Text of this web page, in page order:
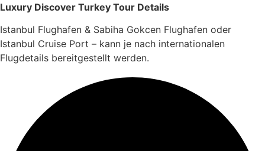
Luxury Discover Turkey Tour Details
Istanbul Flughafen & Sabiha Gokcen Flughafen oder
Istanbul Cruise Port – kann je nach internationalen
Flugdetails bereitgestellt werden.